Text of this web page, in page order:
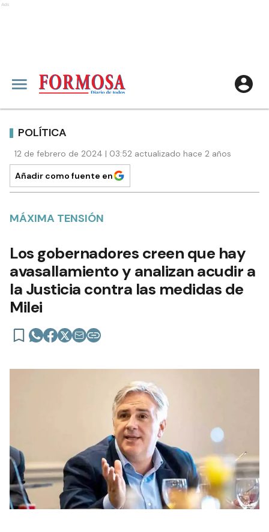
Ads
POLÍTICA
12 de febrero de 2024 | 03:52 actualizado hace 2 años
Añadir como fuente en
MÁXIMA TENSIÓN
Los gobernadores creen que hay
avasallamiento y analizan acudir a
la Justicia contra las medidas de
Milei